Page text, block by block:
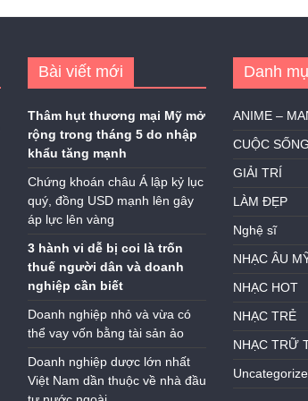
Bài viết mới
Thâm hụt thương mại Mỹ mở
rộng trong tháng 5 do nhập
khẩu tăng mạnh
Chứng khoán châu Á lập kỷ lục
quý, đồng USD mạnh lên gây
áp lực lên vàng
3 hành vi dễ bị coi là trốn
thuế người dân và doanh
nghiệp cần biết
Doanh nghiệp nhỏ và vừa có
thể vay vốn bằng tài sản ảo
Doanh nghiệp dược lớn nhất
Việt Nam dần thuộc về nhà đầu
Danh
ANIME –
CUỘC SỐNG
GIẢI TRÍ
LÀM ĐẸP
Nghệ sĩ
NHẠC ÂU
NHẠC HOT
NHẠC TRẺ
NHẠC TRỮ